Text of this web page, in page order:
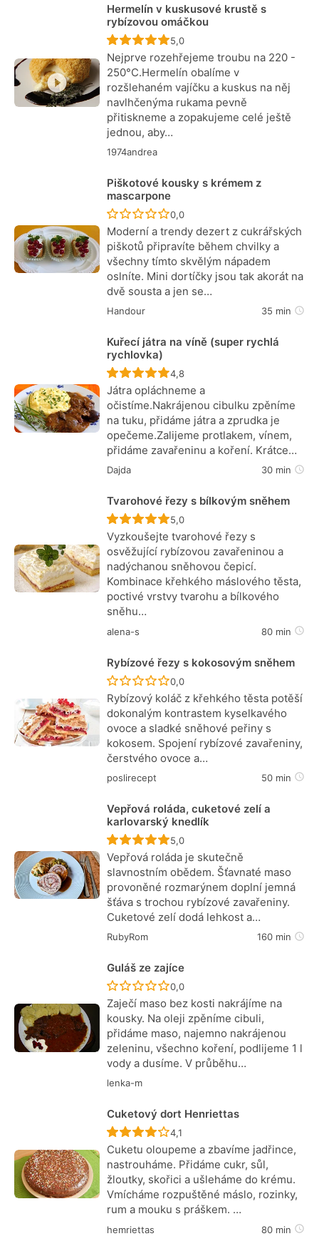
Hermelín v kuskusové krustě s
rybízovou omáčkou
Recept ještě nebyl hodnocen
5,0
Nejprve rozehřejeme troubu na 220 -
250°C.Hermelín obalíme v
rozšlehaném vajíčku a kuskus na něj
navlhčenýma rukama pevně
přitiskneme a zopakujeme celé ještě
jednou, aby…
1974andrea
Piškotové kousky s krémem z
mascarpone
Recept ještě nebyl hodnocen
0,0
Moderní a trendy dezert z cukrářských
piškotů připravíte během chvilky a
všechny tímto skvělým nápadem
oslníte. Mini dortíčky jsou tak akorát na
dvě sousta a jen se…
Handour 35 min
Kuřecí játra na víně (super rychlá
rychlovka)
Recept ještě nebyl hodnocen
4,8
Játra opláchneme a
očistíme.Nakrájenou cibulku zpěníme
na tuku, přidáme játra a zprudka je
opečeme.Zalijeme protlakem, vínem,
přidáme zavařeninu a koření. Krátce…
Dajda 30 min
Tvarohové řezy s bílkovým sněhem
Recept ještě nebyl hodnocen
5,0
Vyzkoušejte tvarohové řezy s
osvěžující rybízovou zavařeninou a
nadýchanou sněhovou čepicí.
Kombinace křehkého máslového těsta,
poctivé vrstvy tvarohu a bílkového
sněhu…
alena-s 80 min
Rybízové řezy s kokosovým sněhem
Recept ještě nebyl hodnocen
0,0
Rybízový koláč z křehkého těsta potěší
dokonalým kontrastem kyselkavého
ovoce a sladké sněhové peřiny s
kokosem. Spojení rybízové zavařeniny,
čerstvého ovoce a…
poslirecept 50 min
Vepřová roláda, cuketové zelí a
karlovarský knedlík
Recept ještě nebyl hodnocen
5,0
Vepřová roláda je skutečně
slavnostním obědem. Šťavnaté maso
provoněné rozmarýnem doplní jemná
šťáva s trochou rybízové zavařeniny.
Cuketové zelí dodá lehkost a…
RubyRom 160 min
Guláš ze zajíce
Recept ještě nebyl hodnocen
0,0
Zaječí maso bez kosti nakrájíme na
kousky. Na oleji zpěníme cibuli,
přidáme maso, najemno nakrájenou
zeleninu, všechno koření, podlijeme 1 l
vody a dusíme. V průběhu…
lenka-m
Cuketový dort Henriettas
Recept ještě nebyl hodnocen
4,1
Cuketu oloupeme a zbavíme jadřince,
nastrouháme. Přidáme cukr, sůl,
žloutky, skořici a ušleháme do krému.
Vmícháme rozpuštěné máslo, rozinky,
rum a mouku s práškem. …
hemriettas 80 min